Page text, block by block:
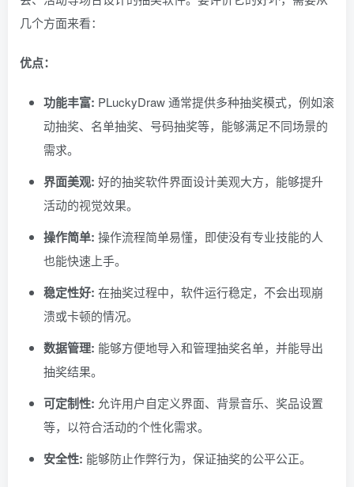
几个方面来看：
优点：
功能丰富: PLuckyDraw 通常提供多种抽奖模式，例如滚
动抽奖、名单抽奖、号码抽奖等，能够满足不同场景的
需求。
界面美观: 好的抽奖软件界面设计美观大方，能够提升
活动的视觉效果。
操作简单: 操作流程简单易懂，即使没有专业技能的人
也能快速上手。
稳定性好: 在抽奖过程中，软件运行稳定，不会出现崩
溃或卡顿的情况。
数据管理: 能够方便地导入和管理抽奖名单，并能导出
抽奖结果。
可定制性: 允许用户自定义界面、背景音乐、奖品设置
等，以符合活动的个性化需求。
安全性: 能够防止作弊行为，保证抽奖的公平公正。